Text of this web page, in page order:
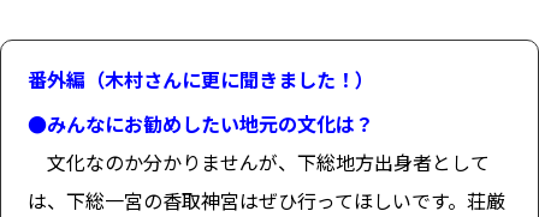
番外編（木村さんに更に聞きました！）
●みんなにお勧めしたい地元の文化は？
文化なのか分かりませんが、下総地方出身者として
は、下総一宮の香取神宮はぜひ行ってほしいです。荘厳